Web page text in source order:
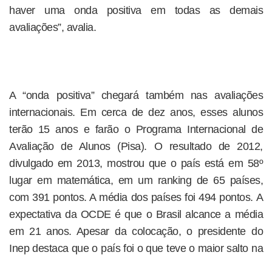
haver uma onda positiva em todas as demais
avaliações”, avalia.
A “onda positiva” chegará também nas avaliações
internacionais. Em cerca de dez anos, esses alunos
terão 15 anos e farão o Programa Internacional de
Avaliação de Alunos (Pisa). O resultado de 2012,
divulgado em 2013, mostrou que o país está em 58º
lugar em matemática, em um ranking de 65 países,
com 391 pontos. A média dos países foi 494 pontos. A
expectativa da OCDE é que o Brasil alcance a média
em 21 anos. Apesar da colocação, o presidente do
Inep destaca que o país foi o que teve o maior salto na